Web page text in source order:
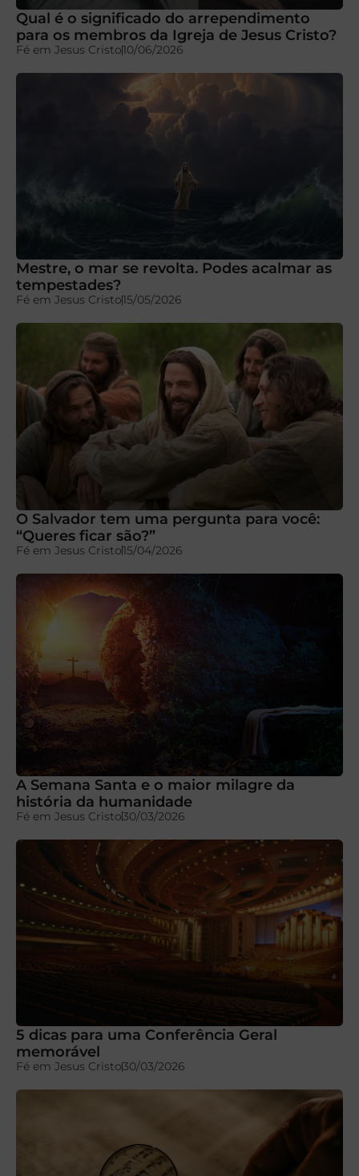
Qual é o significado do arrependimento
para os membros da Igreja de Jesus Cristo?
Fé em Jesus Cristo10/06/2026
Mestre, o mar se revolta. Podes acalmar as
tempestades?
Fé em Jesus Cristo15/05/2026
O Salvador tem uma pergunta para você:
“Queres ficar são?”
Fé em Jesus Cristo15/04/2026
A Semana Santa e o maior milagre da
história da humanidade
Fé em Jesus Cristo30/03/2026
5 dicas para uma Conferência Geral
memorável
Fé em Jesus Cristo30/03/2026